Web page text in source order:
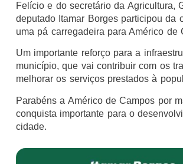
Felício e do secretário da Agricultura,
deputado Itamar Borges participou da
uma pá carregadeira para Américo de
Um importante reforço para a
município, que vai contribuir com os
melhorar os serviços prestados à
Parabéns a Américo de Campos por
conquista importante para o
cidade.